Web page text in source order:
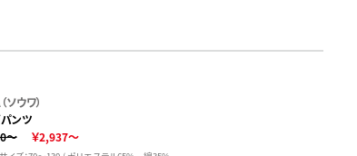
ソウワ）
ンツ
～
￥2,937～